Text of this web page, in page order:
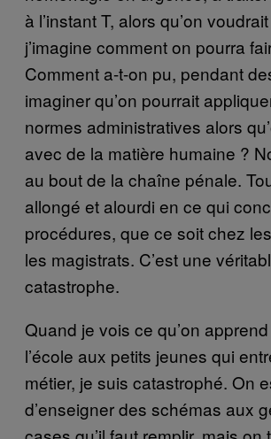
à l’instant T, alors qu’on
j’imagine comment on pourra
Comment a-t-on pu, pendant
imaginer qu’on pourrait
normes administratives alors
avec de la matière humaine ?
au bout de la chaîne pénale.
allongé et alourdi en ce qui
procédures, que ce soit chez
les magistrats. C’est une
catastrophe.
Quand je vois ce qu’on
l’école aux petits jeunes qui
métier, je suis catastrophé. On
d’enseigner des schémas aux